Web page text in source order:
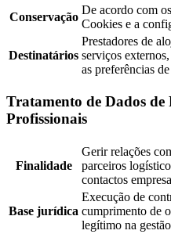
Conservação
De acordo com
Cookies e a
Destinatários
Prestadores de
serviços
as preferências
Tratamento de Dados de
Profissionais
Finalidade
Gerir relações
parceiros
contactos
Base jurídica
Execução de
cumprimento de
legítimo na